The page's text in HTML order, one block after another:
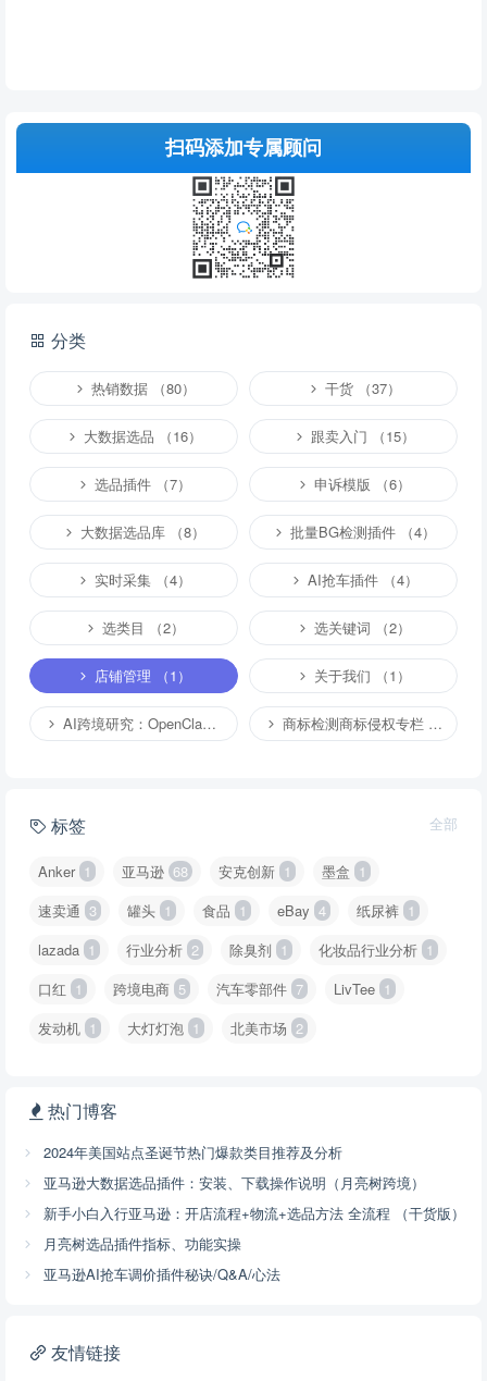
扫码添加专属顾问
分类
热销数据 （80） 干货 （37）
大数据选品 （16） 跟卖入门 （15）
选品插件 （7） 申诉模版 （6）
大数据选品库 （8） 批量BG检测插件 （4）
实时采集 （4） AI抢车插件 （4）
选类目 （2） 选关键词 （2）
店铺管理 （1） 关于我们 （1）
AI跨境研究：OpenClaw小龙虾等应用 （4） 商标检测商标侵权专栏 （1）
标签 全部
Anker 1 亚马逊 68 安克创新 1 墨盒 1
速卖通 3 罐头 1 食品 1 eBay 4 纸尿裤 1
lazada 1 行业分析 2 除臭剂 1 化妆品行业分析 1
口红 1 跨境电商 5 汽车零部件 7 LivTee 1
发动机 1 大灯灯泡 1 北美市场 2
热门博客
2024年美国站点圣诞节热门爆款类目推荐及分析
亚马逊大数据选品插件：安装、下载操作说明（月亮树跨境）
新手小白入行亚马逊：开店流程+物流+选品方法 全流程 （干货版）
月亮树选品插件指标、功能实操
亚马逊AI抢车调价插件秘诀/Q&A/心法
友情链接